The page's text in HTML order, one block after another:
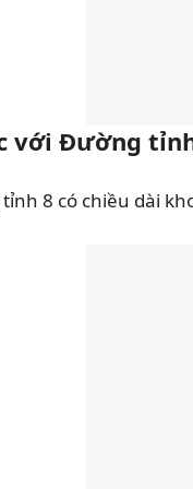
với Đường
8 có chiều dài